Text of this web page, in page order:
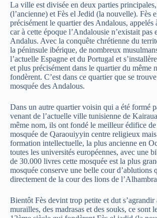
La ville est divisée en deux parties
(l’ancienne) et Fès el Jedid (la nouvelle). Fès
précisément le quartier des Andalous, appelés
car à cette époque l’Andalousie n’existait pas
Andalus. Avec la conquête chrétienne du
la péninsule ibérique, de nombreux
l’actuelle Espagne et du Portugal et
et plus précisément dans le quartier du même
fondèrent. C’est dans ce quartier que se
mosquée des Andalous.
Dans un autre quartier voisin qui a été formé
venant de l’actuelle ville tunisienne de
même nom, ils ont fondé le meilleur édifice
mosquée de Qaraouiyyin centre religieux
formation intellectuelle, la plus ancienne en
toutes les universités européennes, avec une
de 30.000 livres cette mosquée est la plus
mosquée conserve une belle cour d’ablutions
directement de la cour des lions de
Bientôt Fès devint trop petite et dut
murailles, des madrasas et des souks, ce sont